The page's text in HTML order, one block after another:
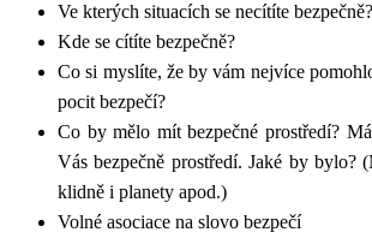
Ve kterých situacích se necítíte bezpečně?
Kde se cítíte bezpečně?
Co si myslíte, že by vám nejvíce
pocit bezpečí?
Co by mělo mít bezpečné prostředí?
Vás bezpečně prostředí. Jaké by bylo?
klidně i planety apod.)
Volné asociace na slovo bezpečí